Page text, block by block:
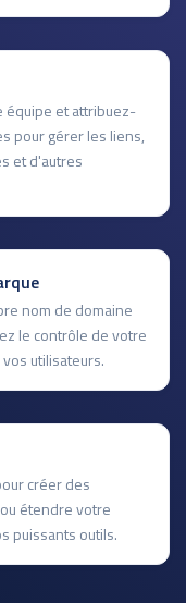
équipe et attribuez-
pour gérer les liens,
et d'autres
nom de domaine
le contrôle de votre
utilisateurs.
créer des
étendre votre
puissants outils.